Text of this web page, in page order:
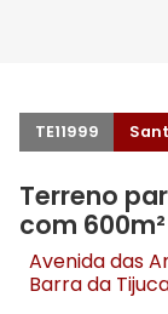
TE11999
Terreno
com 600m²
Avenida das
Barra da